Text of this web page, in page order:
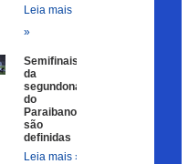
Leia mais
»
Semifinais
da
segundona
do
Paraibano
são
definidas
Leia mais »